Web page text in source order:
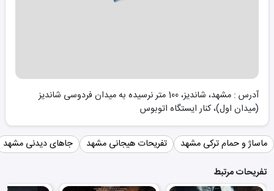
آدرس : مشهد، شاندیز، 100 متر نرسیده به میدان فردوسی شاندیز
(میدان اول)، کنار ایستگاه اتوبوس
ماساژ و حمام ترکی مشهد تفریحات هیجانی مشهد
جاهای دیدنی مشهد
تفریحات مرتبط